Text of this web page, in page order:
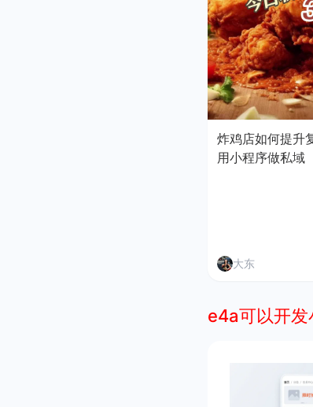
炸鸡店如何提升
用小程序做私域
大东
e4a可以开发